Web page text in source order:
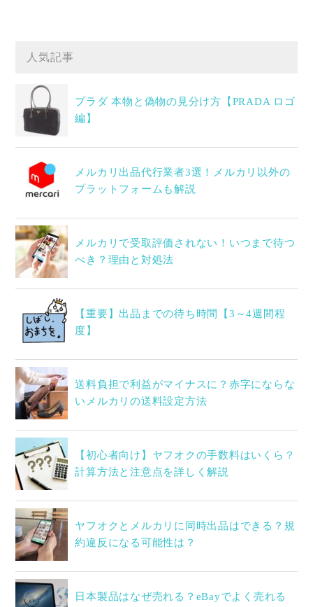
人気記事
プラダ 本物と偽物の見分け方【PRADA ロゴ
編】
メルカリ出品代行業者3選！メルカリ以外の
プラットフォームも解説
メルカリで受取評価されない！いつまで待つ
べき？理由と対処法
【重要】出品までの待ち時間【3～4週間程
度】
送料負担で利益がマイナスに？赤字にならな
いメルカリの送料設定方法
【初心者向け】ヤフオクの手数料はいくら？
計算方法と注意点を詳しく解説
ヤフオクとメルカリに同時出品はできる？規
約違反になる可能性は？
日本製品はなぜ売れる？eBayでよく売れる